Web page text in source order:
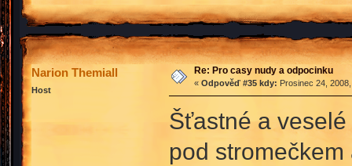
Narion Themiall
Host
Re: Pro casy nudy a odpocinku
« Odpověď #35 kdy: Prosinec 24,
Šťastné a
pod